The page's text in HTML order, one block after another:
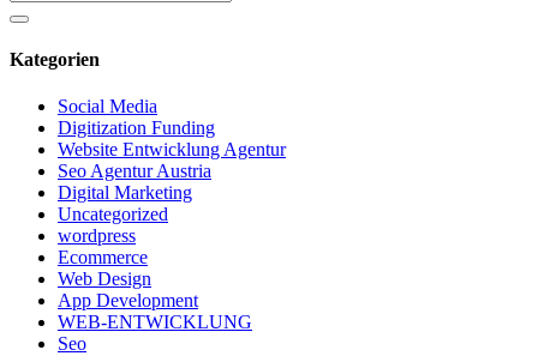
Kategorien
Social Media
Digitization Funding
Website Entwicklung Agentur
Seo Agentur Austria
Digital Marketing
Uncategorized
wordpress
Ecommerce
Web Design
App Development
WEB-ENTWICKLUNG
Seo